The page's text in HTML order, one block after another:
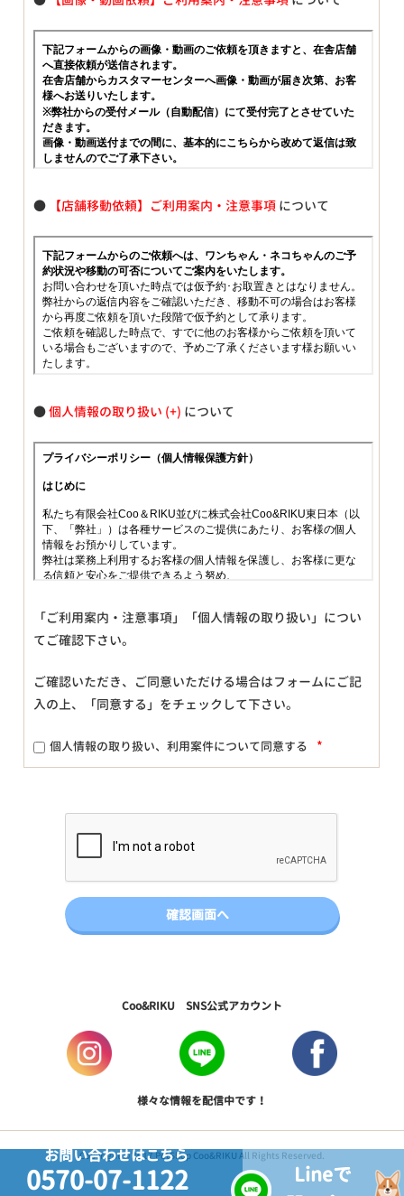
● 【店舗移動依頼】ご利用案内・注意事項 について
●個人情報の取り扱い について
「ご利用案内・注意事項」「個人情報の取り扱い」につい
てご確認下さい。
ご確認いただき、ご同意いただける場合はフォームにご記
入の上、「同意する」をチェックして下さい。
個人情報の取り扱い、利用案件について同意する *
お問い合わせはこちら
0570-07-1122
Lineで
Coo&RIKU SNS公式アカウント
様々な情報を配信中です！
Copyright © 2017 PetShop Coo&RIKU All Rights Reserved.